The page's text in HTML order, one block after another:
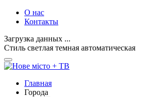
О нас
Контакты
Загрузка данных ...
Стиль светлая темная автоматическая
Главная
Города